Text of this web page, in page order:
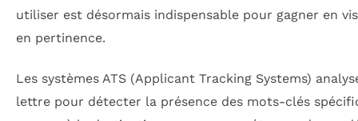
utiliser est désormais indispensable pour gagner en
en pertinence.
Les systèmes ATS (Applicant Tracking Systems)
lettre pour détecter la présence des mots-clés